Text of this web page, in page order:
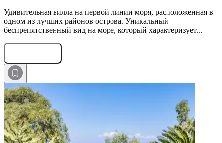
Удивительная вилла на первой линии моря, расположенная в
одном из лучших районов острова. Уникальный
беспрепятственный вид на море, который характеризует...